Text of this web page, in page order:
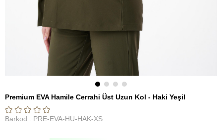
Premium EVA Hamile Cerrahi Üst Uzun Kol - Haki Yeşil
Barkod : PRE-EVA-HU-HAK-XS